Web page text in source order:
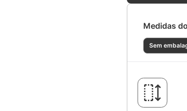
Medidas
Sem